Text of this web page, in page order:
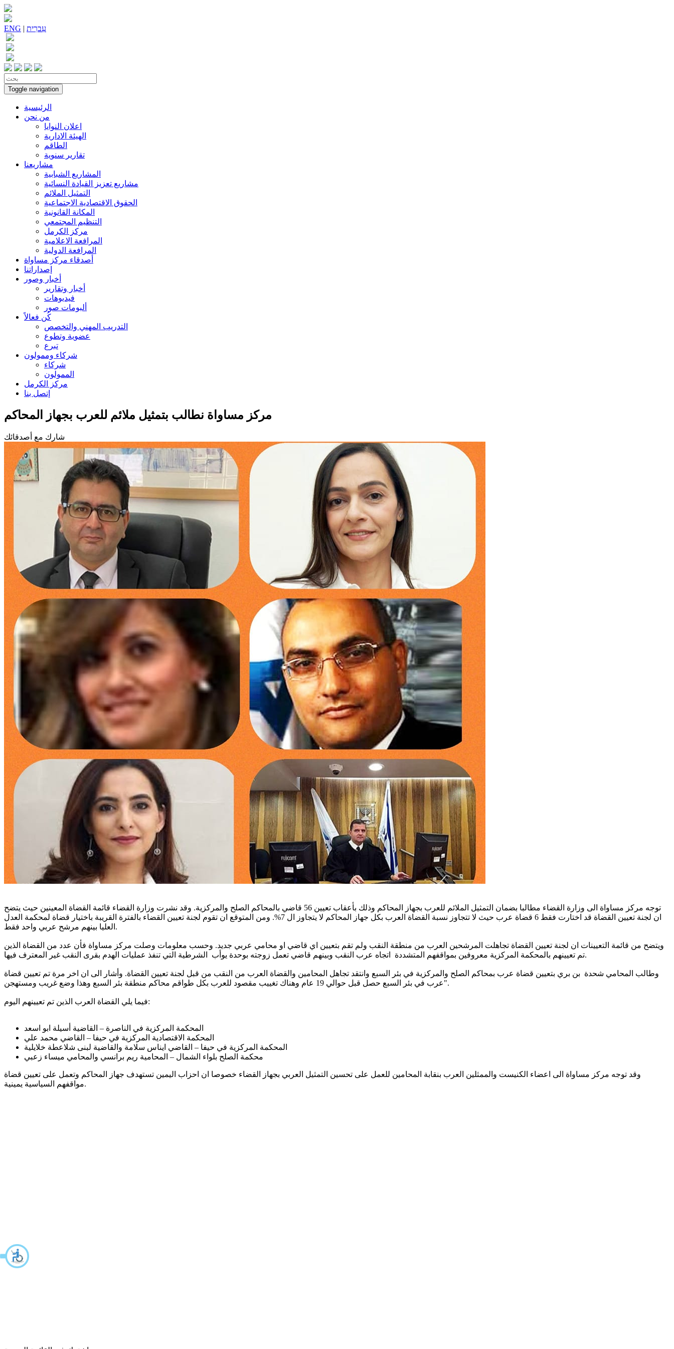
ENG | עִברִית
Toggle navigation
الرئيسية
من نحن
اعلان النوايا
الهيئة الادارية
الطاقم
تقارير سنوية
مشاريعنا
المشاريع الشبابية
مشاريع تعزيز القيادة النسائية
التمثيل الملائم
الحقوق الاقتصادية الاجتماعية
المكانة القانونية
التنظيم المجتمعي
مركز الكرمل
المرافعة الاعلامية
المرافعة الدولية
أصدقاء مركز مساواة
إصداراتنا
أخبار وصور
أخبار وتقارير
فيديوهات
ألبومات صور
كُن فعالاً
التدريب المهني والتخصص
عضوية وتطوع
تبرع
شركاء وممولون
شركاء
الممولون
مركز الكرمل
إتصل بنا
مركز مساواة نطالب بتمثيل ملائم للعرب بجهاز المحاكم
شارك مع أصدقائك
توجه مركز مساواة الى وزارة القضاء مطالبا بضمان التمثيل الملائم للعرب بجهاز المحاكم وذلك بأعقاب تعيين 56 قاضي بالمحاكم الصلح والمركزية. وقد نشرت وزارة القضاء قائمة القضاة المعينين حيث يتضح
ان لجنة تعيين القضاة قد اختارت فقط 6 قضاة عرب حيث لا تتجاوز نسبة القضاة العرب بكل جهاز المحاكم لا يتجاوز ال 7%. ومن المتوقع ان تقوم لجنة تعيين القضاء بالفترة القريبة باختيار قضاة لمحكمة العدل
العليا بينهم مرشح عربي واحد فقط.
ويتضح من قائمة التعيينات ان لجنة تعيين القضاة تجاهلت المرشحين العرب من منطقة النقب ولم تقم بتعيين اي قاضي او محامي عربي جديد. وحسب معلومات وصلت مركز مساواة فأن عدد من القضاة الذين
تم تعيينهم بالمحكمة المركزية معروفين بمواقفهم المتشددة اتجاه عرب النقب وبينهم قاضي تعمل زوجته بوحدة يوأب الشرطية التي تنفذ عمليات الهدم بقرى النقب غير المعترف فيها.
وطالب المحامي شحدة بن بري بتعيين قضاة عرب بمحاكم الصلح والمركزية في بئر السبع وانتقد تجاهل المحامين والقضاة العرب من النقب من قبل لجنة تعيين القضاة. وأشار الى ان اخر مرة تم تعيين قضاة
عرب في بئر السبع حصل قبل حوالي 19 عام وهناك تغييب مقصود للعرب بكل طواقم محاكم منطقة بئر السبع وهذا وضع غريب ومستهجن".
فيما يلي القضاة العرب الذين تم تعيينهم اليوم:
وقد توجه مركز مساواة الى اعضاء الكنيست والممثلين العرب بنقابة المحامين للعمل على تحسين التمثيل العربي بجهاز القضاء خصوصا ان احزاب اليمين تستهدف جهاز المحاكم وتعمل على تعيين قضاة
مواقفهم السياسية يمينية.